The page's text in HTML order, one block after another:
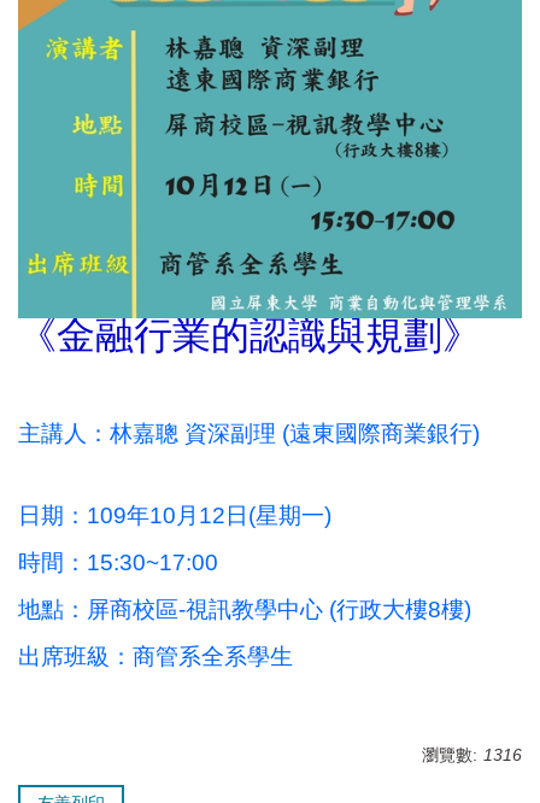
《金融行業的認識與規劃》
主講人：林嘉聰 資深副理 (遠東國際商業銀行)
日期：109年10月12日(星期一)
時間：15:30~17:00
地點：屏商校區-視訊教學中心 (行政大樓8樓)
出席班級：商管系全系學生
瀏覽數: 1316